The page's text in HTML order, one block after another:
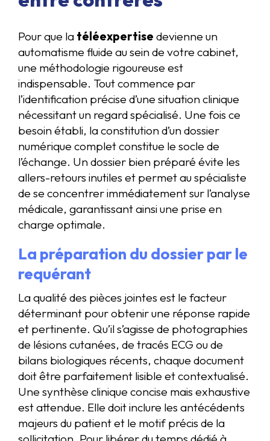
Pour que la téléexpertise devienne un
automatisme fluide au sein de votre cabinet,
une méthodologie rigoureuse est
indispensable. Tout commence par
l’identification précise d’une situation clinique
nécessitant un regard spécialisé. Une fois ce
besoin établi, la constitution d’un dossier
numérique complet constitue le socle de
l’échange. Un dossier bien préparé évite les
allers-retours inutiles et permet au spécialiste
de se concentrer immédiatement sur l’analyse
médicale, garantissant ainsi une prise en
charge optimale.
La préparation du dossier par le
requérant
La qualité des pièces jointes est le facteur
déterminant pour obtenir une réponse rapide
et pertinente. Qu’il s’agisse de photographies
de lésions cutanées, de tracés ECG ou de
bilans biologiques récents, chaque document
doit être parfaitement lisible et contextualisé.
Une synthèse clinique concise mais exhaustive
est attendue. Elle doit inclure les antécédents
majeurs du patient et le motif précis de la